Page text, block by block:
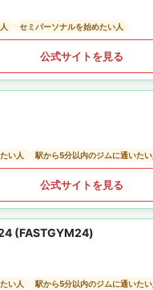
セミパーソナルを始めたい人
公式サイトを見る
い人
駅から5分以内のジムに通いたい
公式サイトを見る
(FASTGYM24)
い人
駅から5分以内のジムに通いたい